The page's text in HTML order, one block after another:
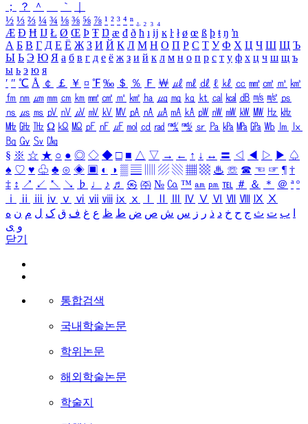
；
？ ＾ ｀
½ ⅓ ⅔ ¼ ¾ ⅛ ⅜ ⅝ ⅞ ¹ ² ³ ⁴ ⁿ ₁ ₂ ₃ ₄
Æ Ð Ħ Ĳ Ł Ø Œ Þ Ŧ Ŋ æ đ ð ħ ı ĳ ĸ ŀ ł ø œ ß þ ŧ ŋ ŉ
А Б В Г Д Е Ё Ж З И Й К Л М Н О П Р С Т У Ф Х Ц Ч Ш Щ Ъ
Ы Ь Э Ю Я а б в г д е ё ж з и й к л м н о п р с т у ф х ц ч ш щ ъ
ы ь э ю я
′ ″ ℃ Å ￠ ￡ ￥ ¤ ℉ ‰ ＄ ％ Ｆ ￦ ㎕ ㎖ ㎗ ℓ ㎘ ㏄ ㎣ ㎤ ㎥ ㎦
㎙ ㎚ ㎛ ㎜ ㎝ ㎞ ㎟ ㎠ ㎡ ㎢ ㏊ ㎍ ㎎ ㎏ ㏏ ㎈ ㎉ ㏈ ㎧ ㎨ ㎰
㎱ ㎲ ㎳ ㎴ ㎵ ㎶ ㎷ ㎸ ㎹ ㎀ ㎁ ㎂ ㎃ ㎄ ㎺ ㎻ ㎽ ㎾ ㎿ ㎐ ㎑
㎒ ㎓ ㎔ Ω ㏀ ㏁ ㎊ ㎋ ㎌ ㏖ ㏅ ㎭ ㎮ ㎯ ㏛ ㎩ ㎪ ㎫ ㎬ ㏝ ㏐
㏓
㏃ ㏉ ㏜ ㏆
§ ※ ☆ ★ ○ ● ◎ ◇ ◆ □ ■ △ ▽ → ← ↑ ↓ ↔ 〓 ◁ ◀ ▷ ▶ ♤
♠ ♡ ♥ ♧ ♣ ⊙ ◈ ▣ ◐ ◑ ▒ ▤ ▨ ▧ ▦ ▩ ♨ ☏ ☎ ☜ ☞ ¶ †
‡ ↕ ↗ ↙ ↖ ↘ ♭ ♩ ♪ ♬ ㉿ ㈜ № ㏇ ™ ㏂ ㏘ ℡ ＃ ＆ ＊ ＠ ª º
ⅰ
ⅱ ⅲ ⅳ ⅴ ⅵ ⅶ ⅷ ⅸ ⅹ Ⅳ Ⅴ Ⅵ Ⅶ Ⅷ Ⅸ Ⅹ
ب ت ث ج ح خ د ذ ر ز س ش ص ض ط ظ ع غ ف ق ک ل م ن ه
و ی
닫기
통합검색
국내학술논문
학위논문
해외학술논문
학술지